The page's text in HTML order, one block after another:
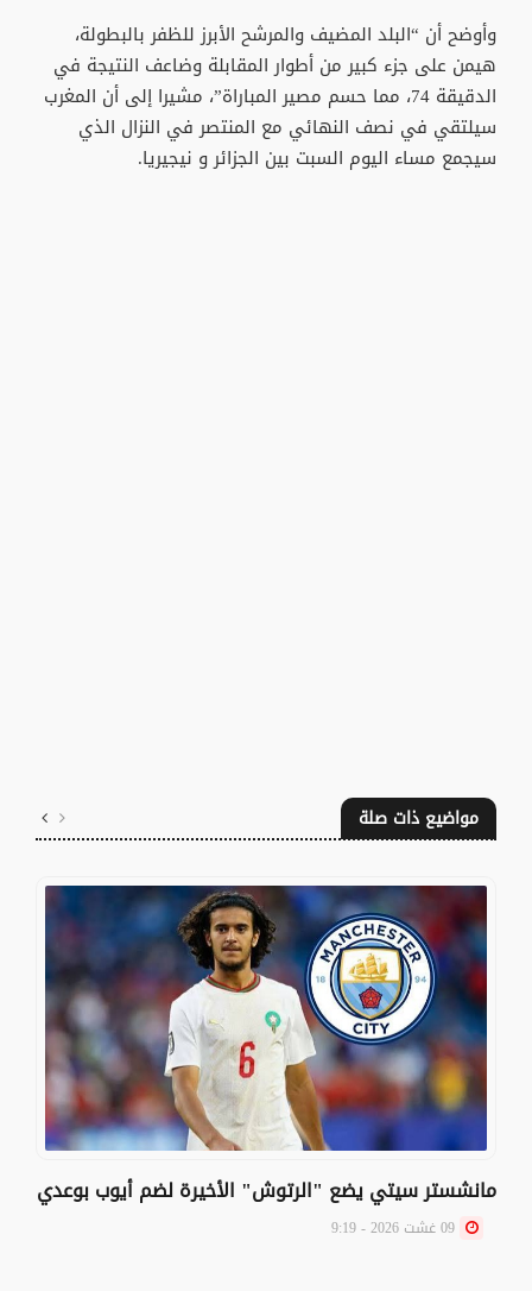
وأوضح أن “البلد المضيف والمرشح الأبرز للظفر بالبطولة،
هيمن على جزء كبير من أطوار المقابلة وضاعف النتيجة في
الدقيقة 74، مما حسم مصير المباراة”، مشيرا إلى أن المغرب
سيلتقي في نصف النهائي مع المنتصر في النزال الذي
سيجمع مساء اليوم السبت بين الجزائر و نيجيريا.
مواضيع ذات صلة
مانشستر سيتي يضع "الرتوش" الأخيرة لضم أيوب بوعدي